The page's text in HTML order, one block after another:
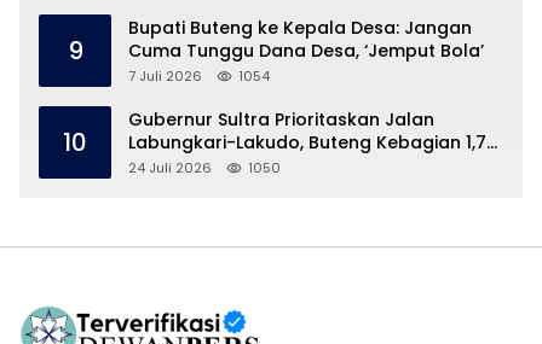
9
Bupati Buteng ke Kepala Desa: Jangan
Cuma Tunggu Dana Desa, ‘Jemput Bola’
7 Juli 2026 1054
10
Gubernur Sultra Prioritaskan Jalan
Labungkari-Lakudo, Buteng Kebagian 1,7
Km
24 Juli 2026 1050